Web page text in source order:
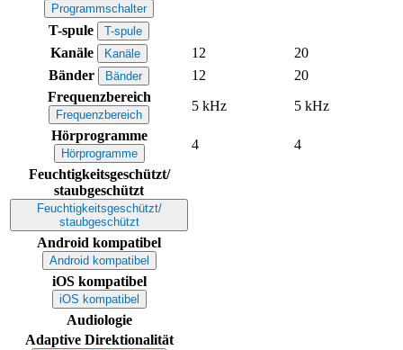
Programmschalter
T-spule T-spule
Kanäle Kanäle 12
20
Bänder
Bänder 12
20
Frequenzbereich
Frequenzbereich
5 kHz
5 kHz
Hörprogramme
Hörprogramme
4
4
Feuchtigkeitsgeschützt/
staubgeschützt
Feuchtigkeitsgeschützt/
staubgeschützt
Android kompatibel
Android kompatibel
iOS kompatibel
iOS kompatibel
Audiologie
Adaptive Direktionalität